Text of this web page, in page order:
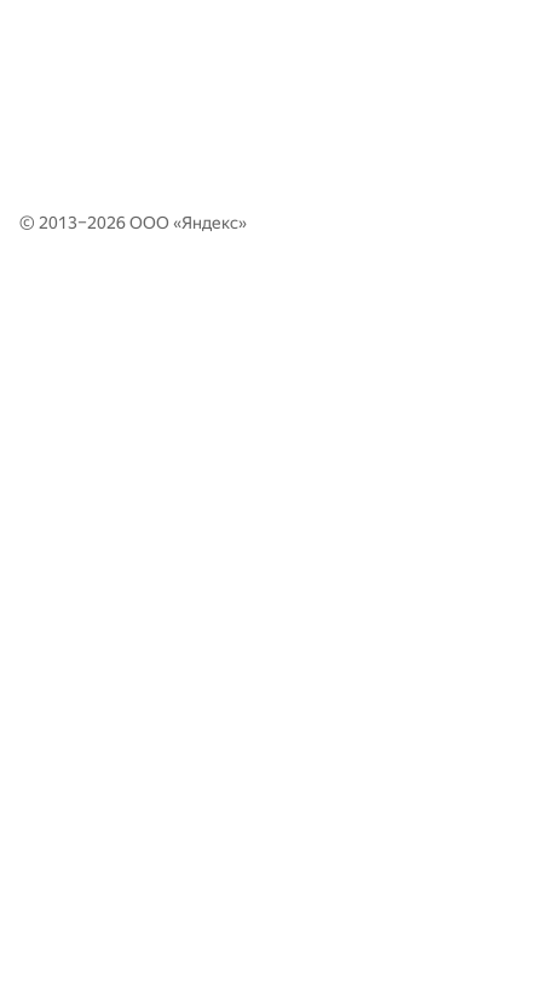
© 2013–2026 ООО «Яндекс»